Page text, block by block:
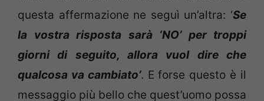
questa affermazione ne seguì un’altra: ‘Se
la vostra risposta sarà ‘NO’ per troppi
giorni di seguito, allora vuol dire che
qualcosa va cambiato’. E forse questo è il
messaggio più bello che quest’uomo possa